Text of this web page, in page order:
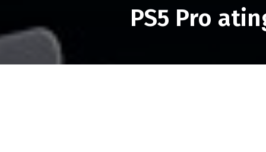
PS5 Pro